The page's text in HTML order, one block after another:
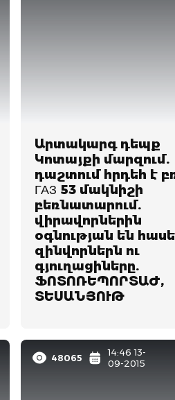
Արտակարգ դեպք
Կոտայքի մարզում.
դաշտում հրդեհ է
ГАЗ 53 մակնիշի
բեռնատարում.
վիրավորներին
օգնության են
զինվորներն ու
գյուղացիները.
ՖՈՏՈՌԵՊՈՐՏԱԺ,
ՏԵՍԱՆՅՈՒԹ
48065
14:46 13-
09-2015